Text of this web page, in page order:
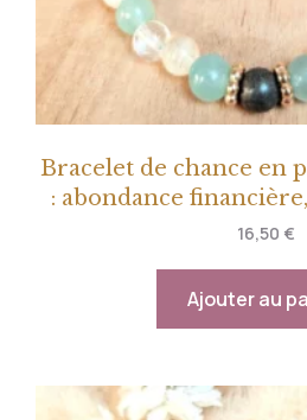
Bracelet de chance en
: abondance
16,50 €
Ajouter au